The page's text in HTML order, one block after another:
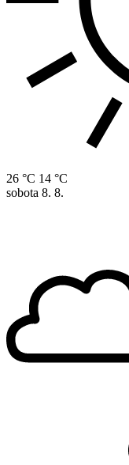
26 °C 14 °C
sobota 8. 8.